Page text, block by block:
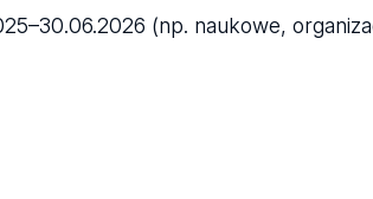
(np. naukowe,